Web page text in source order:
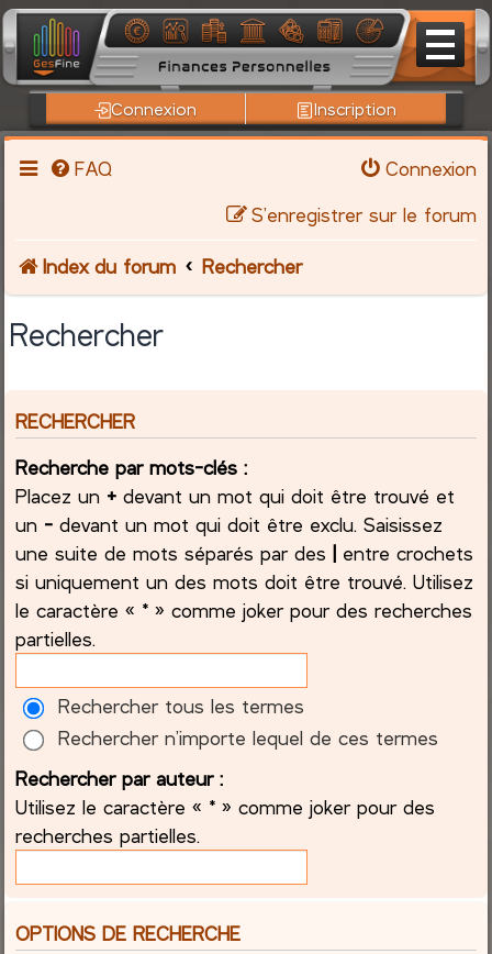
Connexion Inscription
FAQ
Connexion
S’enregistrer sur le forum
Index du forum Rechercher
Rechercher
RECHERCHER
Recherche par mots-clés :
Placez un + devant un mot qui doit être trouvé et
un - devant un mot qui doit être exclu. Saisissez
une suite de mots séparés par des | entre crochets
si uniquement un des mots doit être trouvé. Utilisez
le caractère « * » comme joker pour des recherches
partielles.
Rechercher tous les termes
Rechercher n’importe lequel de ces termes
Rechercher par auteur :
Utilisez le caractère « * » comme joker pour des
recherches partielles.
OPTIONS DE RECHERCHE